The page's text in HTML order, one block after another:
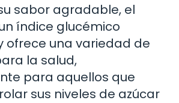
sabor agradable, el
índice glucémico
ofrece una variedad de
la salud,
para aquellos que
sus niveles de azúcar